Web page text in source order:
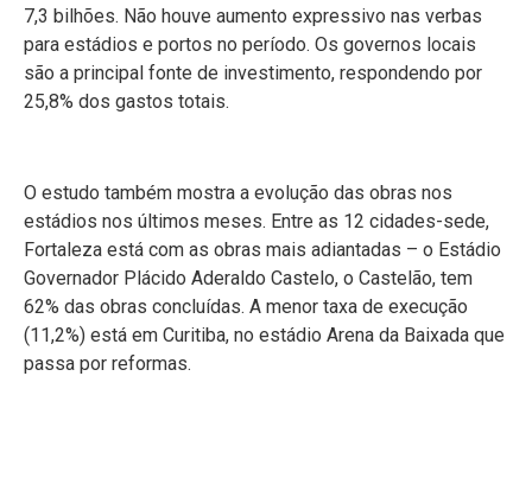
7,3 bilhões. Não houve aumento expressivo nas verbas
para estádios e portos no período. Os governos locais
são a principal fonte de investimento, respondendo por
25,8% dos gastos totais.
O estudo também mostra a evolução das obras nos
estádios nos últimos meses. Entre as 12 cidades-sede,
Fortaleza está com as obras mais adiantadas – o Estádio
Governador Plácido Aderaldo Castelo, o Castelão, tem
62% das obras concluídas. A menor taxa de execução
(11,2%) está em Curitiba, no estádio Arena da Baixada que
passa por reformas.